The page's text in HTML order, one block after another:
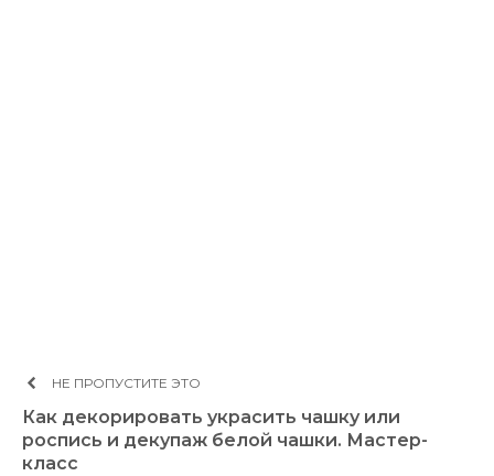
НЕ ПРОПУСТИТЕ ЭТО
Как декорировать украсить чашку или
роспись и декупаж белой чашки. Мастер-
класс